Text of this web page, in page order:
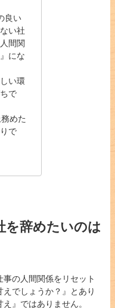
良い
い社
間関
にな
い環
で
めた
で
を辞めたいのは
の人間関係をリセット
でしょうか？』とあり
』ではありません。